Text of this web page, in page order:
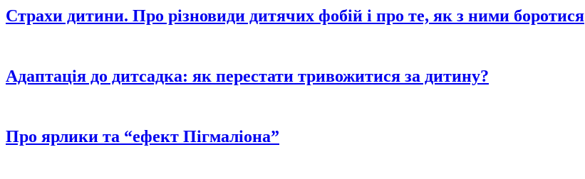
Страхи дитини. Про різновиди дитячих фобій і про те, як з ними боротися
Адаптація до дитсадка: як перестати тривожитися за дитину?
Про ярлики та “ефект Пігмаліона”